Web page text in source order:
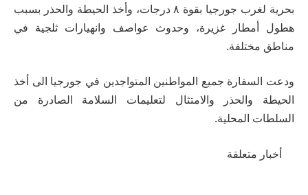
بحرية لغرب جورجيا بقوة ٨ درجات، وأخذ الحيطة والحذر بسبب
هطول أمطار غزيرة، وحدوث عواصف وانهيارات ثلجية في
مناطق مختلفة.
ودعت السفارة جميع المواطنين المتواجدين في جورجيا الى أخذ
الحيطة والحذر والامتثال لتعليمات السلامة الصادرة من
السلطات المحلية.
أخبار متعلقة